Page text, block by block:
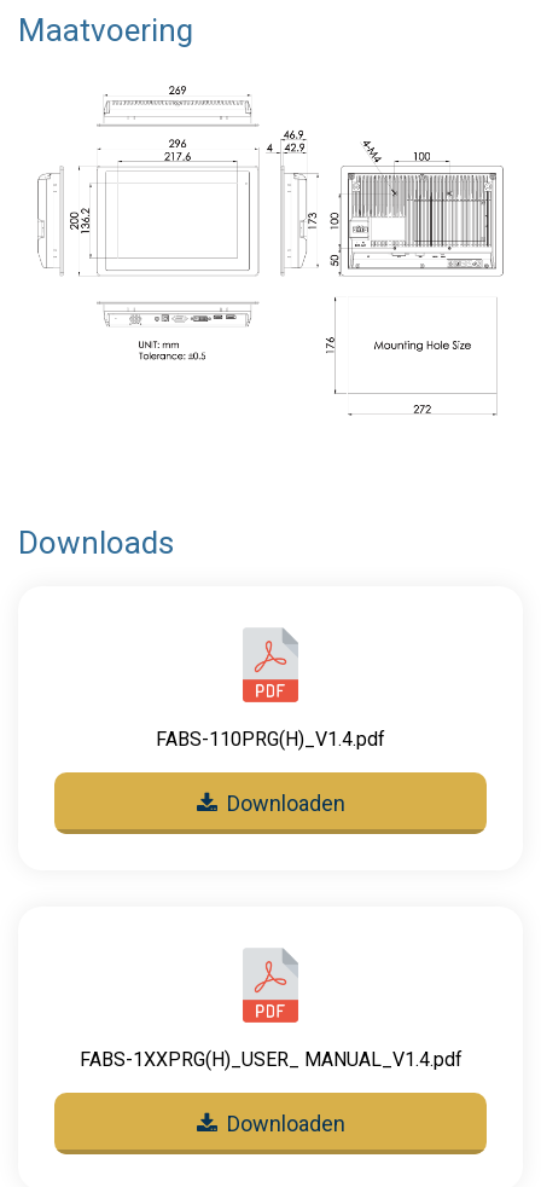
Maatvoering
Downloads
FABS-110PRG(H)_V1.4.pdf
Downloaden
FABS-1XXPRG(H)_USER_ MANUAL_V1.4.pdf
Downloaden